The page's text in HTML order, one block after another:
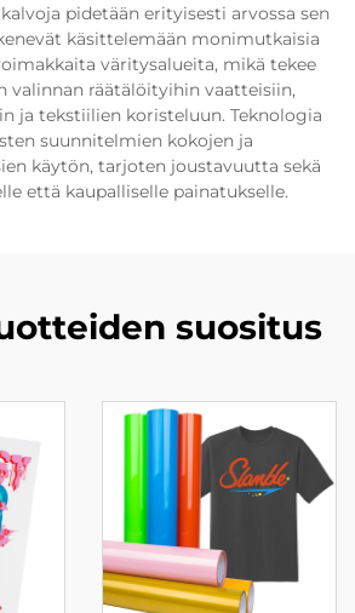
pidetään erityisesti arvossa sen
käsittelemään monimutkaisia
väritysalueita, mikä tekee
valinnan räätälöityihin vaatteisiin,
ja tekstiilien koristeluun. Teknologia
suunnitelmien kokojen ja
käytön, tarjoten joustavuutta sekä
että kaupalliselle painatukselle.
suositus